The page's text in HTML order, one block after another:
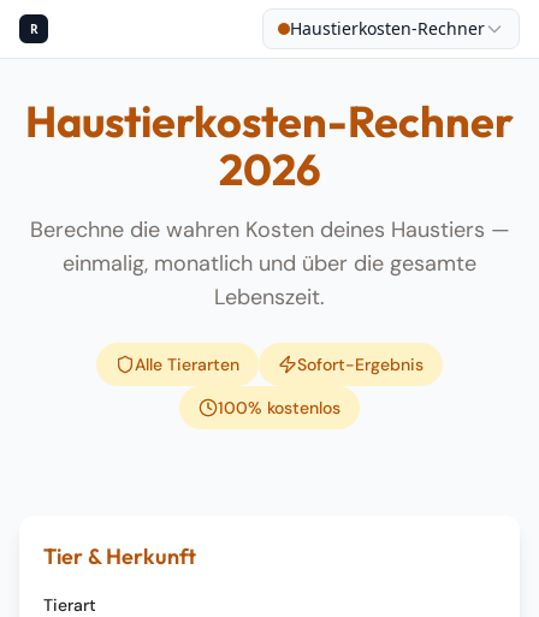
R Haustierkosten-Rechner
Haustierkosten-Rechner
2026
Berechne die wahren Kosten deines Haustiers —
einmalig, monatlich und über die gesamte
Lebenszeit.
Alle Tierarten
Sofort-Ergebnis
100% kostenlos
Tier & Herkunft
Tierart